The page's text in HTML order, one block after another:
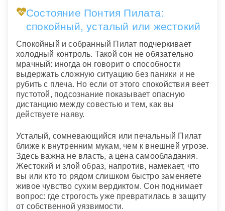
Состояние Понтия Пилата:
спокойный, усталый или жестокий
Спокойный и собранный Пилат подчеркивает
холодный контроль. Такой сон не обязательно
мрачный: иногда он говорит о способности
выдержать сложную ситуацию без паники и не
рубить с плеча. Но если от этого спокойствия веет
пустотой, подсознание показывает опасную
дистанцию между совестью и тем, как вы
действуете наяву.
Усталый, сомневающийся или печальный Пилат
ближе к внутренним мукам, чем к внешней угрозе.
Здесь важна не власть, а цена самообладания.
Жестокий и злой образ, напротив, намекает, что
вы или кто то рядом слишком быстро заменяете
живое чувство сухим вердиктом. Сон поднимает
вопрос: где строгость уже превратилась в защиту
от собственной уязвимости.